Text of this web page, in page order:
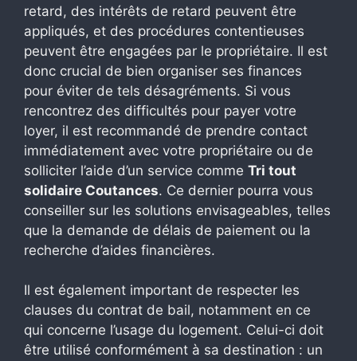
retard, des intérêts de retard peuvent être
appliqués, et des procédures contentieuses
peuvent être engagées par le propriétaire. Il est
donc crucial de bien organiser ses finances
pour éviter de tels désagréments. Si vous
rencontrez des difficultés pour payer votre
loyer, il est recommandé de prendre contact
immédiatement avec votre propriétaire ou de
solliciter l’aide d’un service comme Tri tout
solidaire Coutances. Ce dernier pourra vous
conseiller sur les solutions envisageables, telles
que la demande de délais de paiement ou la
recherche d’aides financières.
Il est également important de respecter les
clauses du contrat de bail, notamment en ce
qui concerne l’usage du logement. Celui-ci doit
être utilisé conformément à sa destination : un